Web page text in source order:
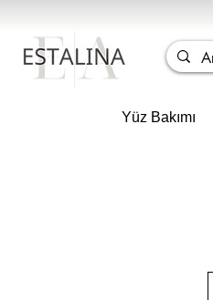
Yüz Bakımı